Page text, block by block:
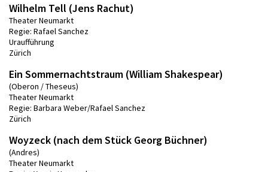
Wilhelm Tell (Jens Rachut)
Theater Neumarkt
Regie: Rafael Sanchez
Uraufführung
Zürich
Ein Sommernachtstraum (William Shakespear)
(Oberon / Theseus)
Theater Neumarkt
Regie: Barbara Weber/Rafael Sanchez
Zürich
Woyzeck (nach dem Stück Georg Büchner)
(Andres)
Theater Neumarkt